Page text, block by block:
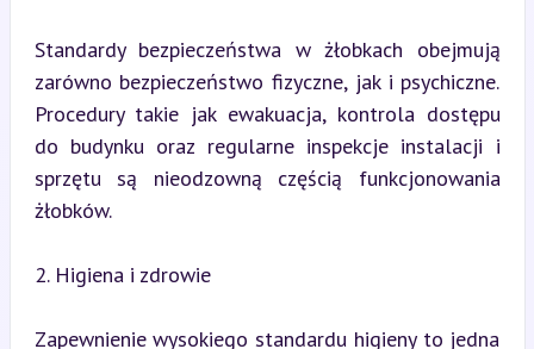
Standardy bezpieczeństwa w żłobkach obejmują
zarówno bezpieczeństwo fizyczne, jak i psychiczne.
Procedury takie jak ewakuacja, kontrola dostępu
do budynku oraz regularne inspekcje instalacji i
sprzętu są nieodzowną częścią funkcjonowania
żłobków.
2. Higiena i zdrowie
Zapewnienie wysokiego standardu higieny to jedna